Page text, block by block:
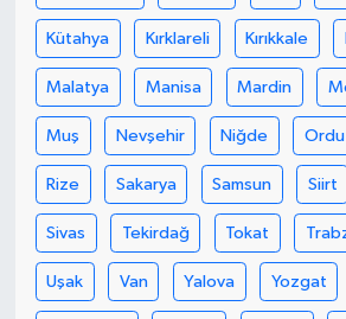
Kütahya Kırklareli Kırıkkale
Malatya Manisa Mardin
Muş Nevşehir Niğde Ordu
Rize Sakarya Samsun Siirt
Sivas Tekirdağ Tokat
Uşak Van Yalova Yozgat